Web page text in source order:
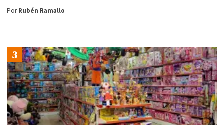
PorRubén Ramallo